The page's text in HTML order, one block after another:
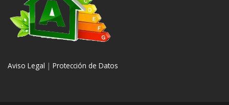
Aviso Legal | Protección de Datos